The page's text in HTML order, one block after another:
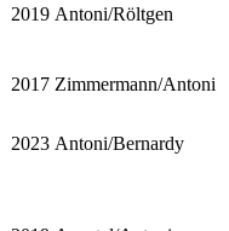
2019 Antoni/Röltgen
2017 Zimmermann/Antoni
2023 Antoni/Bernardy